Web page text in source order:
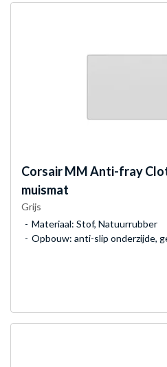
CorsairMM Anti-fray
muismat
Grijs
Materiaal: Stof, Natuurrubber
Opbouw: anti-slip onderzijde,